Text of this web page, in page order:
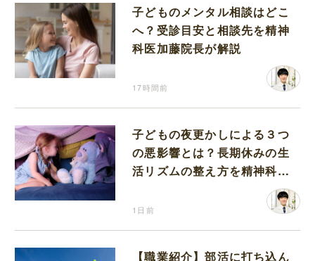
子どものメンタル相談はどこ
へ？受診目安と相談先を精神
科医加藤院長が解説
17時間前
子どもの夜更かしによる３つ
の悪影響とは？長期休みの生
活リズムの整え方を精神科医
1日前
【職業紹介】部活に打ち込ん